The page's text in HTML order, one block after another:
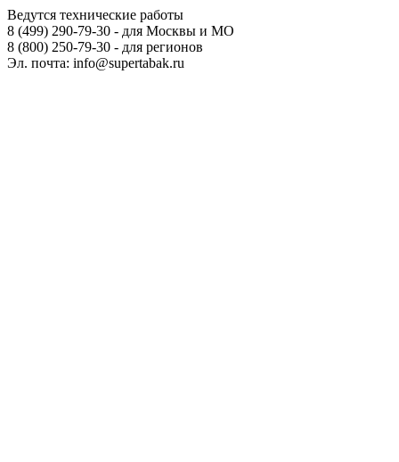
Ведутся технические работы
8 (499) 290-79-30 - для Москвы и МО
8 (800) 250-79-30 - для регионов
Эл. почта: info@supertabak.ru